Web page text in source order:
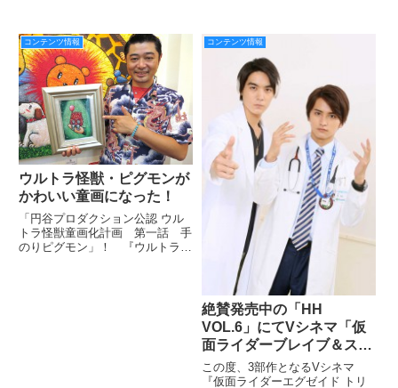
コンテンツ情報
ウルトラ怪獣・ピグモンが
かわいい童画になった！
「円谷プロダクション公認 ウル
トラ怪獣童画化計画 第一話 手
のりピグモン」！ 『ウルトラマ
コンテンツ情報
絶賛発売中の「HH
VOL.6」にてVシネマ「仮
面ライダーブレイブ＆スナ
イプ」より瀬戸利樹さん＆
松本享恭さん対談を掲載！
この度、3部作となるVシネマ
『仮面ライダーエグゼイド トリ